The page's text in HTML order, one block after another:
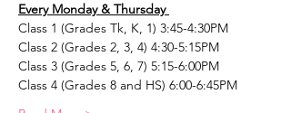
Every Monday & Thursday
Class 1 (Grades Tk, K, 1) 3:45-4:30PM
Class 2 (Grades 2, 3, 4) 4:30-5:15PM
Class 3 (Grades 5, 6, 7) 5:15-6:00PM
Class 4 (Grades 8 and HS) 6:00-6:45PM